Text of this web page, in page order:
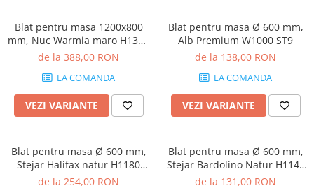
Blat pentru masa 1200x800
mm, Nuc Warmia maro H1307
ST19, grosime 18 mm
de la 388,00 RON
LA COMANDA
VEZI VARIANTE
Blat pentru masa Ø 600 mm,
Alb Premium W1000 ST9
de la 138,00 RON
LA COMANDA
VEZI VARIANTE
Blat pentru masa Ø 600 mm,
Stejar Halifax natur H1180
ST37
de la 254,00 RON
Blat pentru masa Ø 600 mm,
Stejar Bardolino Natur H1145
ST10
de la 131,00 RON